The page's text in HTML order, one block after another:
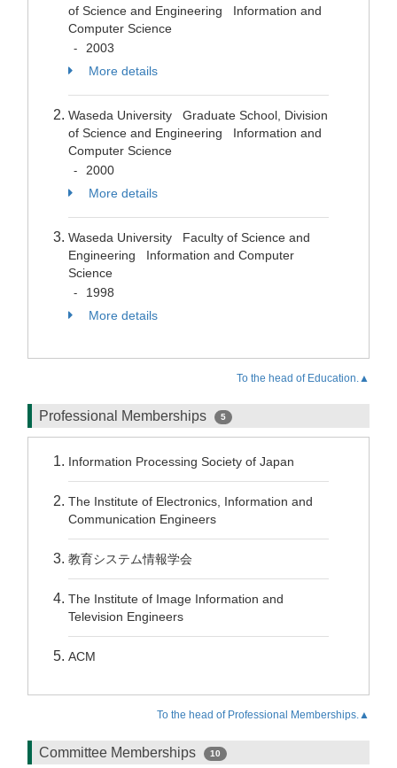
of Science and Engineering Information and
Computer Science
-
2003
More details
Waseda University Graduate School, Division
of Science and Engineering Information and
Computer Science
-
2000
More details
Waseda University Faculty of Science and
Engineering Information and Computer
Science
-
1998
More details
To the head of Education.▲
Professional Memberships 5
Information Processing Society of Japan
The Institute of Electronics, Information and
Communication Engineers
教育システム情報学会
The Institute of Image Information and
Television Engineers
ACM
To the head of Professional Memberships.▲
Committee Memberships 10